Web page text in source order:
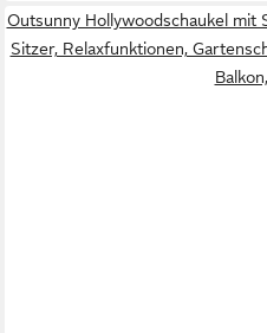
Outsunny Hollywoodschaukel mit
Sitzer, Relaxfunktionen,